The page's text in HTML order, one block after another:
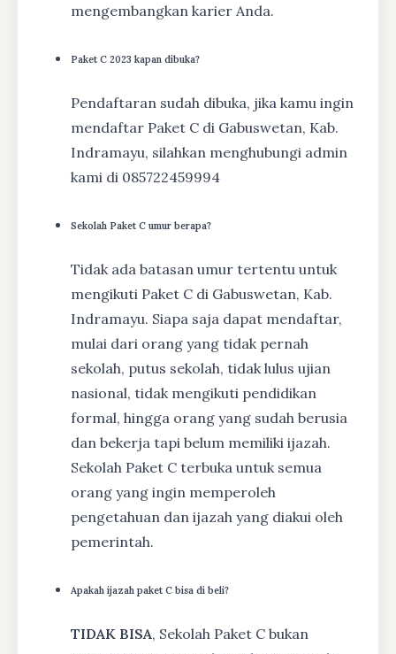
mengembangkan karier Anda.
Paket C 2023 kapan dibuka?
Pendaftaran sudah dibuka, jika kamu ingin
mendaftar Paket C di Gabuswetan, Kab.
Indramayu, silahkan menghubungi admin
kami di 085722459994
Sekolah Paket C umur berapa?
Tidak ada batasan umur tertentu untuk
mengikuti Paket C di Gabuswetan, Kab.
Indramayu. Siapa saja dapat mendaftar,
mulai dari orang yang tidak pernah
sekolah, putus sekolah, tidak lulus ujian
nasional, tidak mengikuti pendidikan
formal, hingga orang yang sudah berusia
dan bekerja tapi belum memiliki ijazah.
Sekolah Paket C terbuka untuk semua
orang yang ingin memperoleh
pengetahuan dan ijazah yang diakui oleh
pemerintah.
Apakah ijazah paket C bisa di beli?
TIDAK BISA, Sekolah Paket C bukan